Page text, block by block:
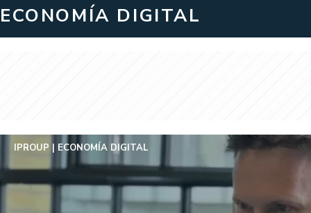
ECONOMÍA DIGITAL
IPROUP ECONOMÍA DIGITAL